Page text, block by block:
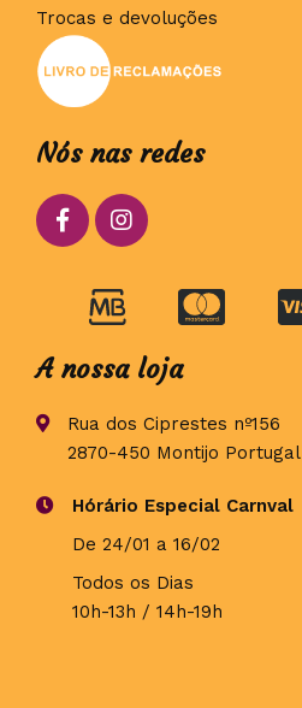
Trocas e devoluções
Nós nas redes
A nossa loja
Rua dos Ciprestes nº156
2870-450 Montijo Portugal
Hórário Especial Carnval
De 24/01 a 16/02
Todos os Dias
10h-13h / 14h-19h